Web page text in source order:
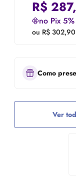
R$
no Pix
ou R$
Como
Ver